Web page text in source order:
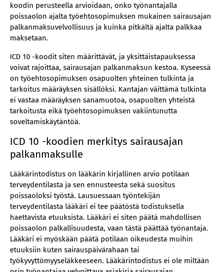
koodin perusteella arvioidaan, onko työnantajalla
poissaolon ajalta työehtosopimuksen mukainen sairausajan
palkanmaksuvelvollisuus ja kuinka pitkältä ajalta palkkaa
maksetaan.
ICD 10 -koodit siten määrittävät, ja yksittäistapauksessa
voivat rajoittaa, sairausajan palkanmaksun kestoa. Kyseessä
on työehtosopimuksen osapuolten yhteinen tulkinta ja
tarkoitus määräyksen sisällöksi. Kantajan väittämä tulkinta
ei vastaa määräyksen sanamuotoa, osapuolten yhteistä
tarkoitusta eikä työehtosopimuksen vakiintunutta
soveltamiskäytäntöä.
ICD 10 -koodien merkitys sairausajan
palkanmaksulle
Lääkärintodistus on lääkärin kirjallinen arvio potilaan
terveydentilasta ja sen ennusteesta sekä suositus
poissaoloksi työstä. Lausuessaan työntekijän
terveydentilasta lääkäri ei tee päätöstä todistuksella
haettavista etuuksista. Lääkäri ei siten päätä mahdollisen
poissaolon palkallisuudesta, vaan tästä päättää työnantaja.
Lääkäri ei myöskään päätä potilaan oikeudesta muihin
etuuksiin kuten sairauspäivärahaan tai
työkyvyttömyyseläkkeeseen. Lääkärintodistus ei ole miltään